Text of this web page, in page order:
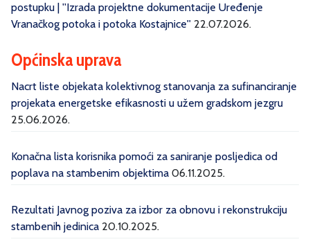
postupku | ''Izrada projektne dokumentacije Uređenje
Vranačkog potoka i potoka Kostajnice'' 22.07.2026.
Općinska uprava
Nacrt liste objekata kolektivnog stanovanja za sufinanciranje
projekata energetske efikasnosti u užem gradskom jezgru
25.06.2026.
Konačna lista korisnika pomoći za saniranje posljedica od
poplava na stambenim objektima 06.11.2025.
Rezultati Javnog poziva za izbor za obnovu i rekonstrukciju
stambenih jedinica 20.10.2025.